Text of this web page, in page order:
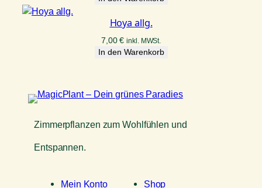
Hoya allg.
7,00€ inkl. MWSt.
In den Warenkorb
Zimmerpflanzen zum Wohlfühlen und
Entspannen.
Mein Konto Shop